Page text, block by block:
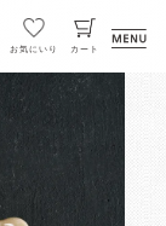
お気にいり カート